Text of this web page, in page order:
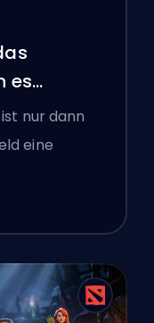
es
ist nur dann
eine